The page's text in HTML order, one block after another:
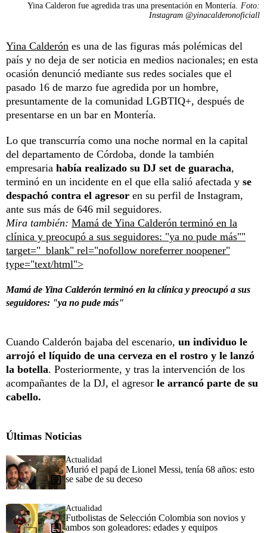
Yina Calderon fue agredida tras una presentación en Montería.
Foto:
Instagram @yinacalderonoficiall
Yina Calderón es una de las figuras más polémicas del
país y no deja de ser noticia en medios nacionales; en esta
ocasión denunció mediante sus redes sociales que el
pasado 16 de marzo fue agredida por un hombre,
presuntamente de la comunidad LGBTIQ+, después de
presentarse en un bar en Montería.
Lo que transcurría como una noche normal en la capital
del departamento de Córdoba, donde la también
empresaria había realizado su DJ set de guaracha,
terminó en un incidente en el que ella salió afectada y se
despachó contra el agresor en su perfil de Instagram,
ante sus más de 646 mil seguidores.
Mira también: Mamá de Yina Calderón terminó en la
clínica y preocupó a sus seguidores: "ya no pude más""
target="_blank" rel="nofollow noreferrer noopener"
type="text/html">
Mamá de Yina Calderón terminó en la clínica y preocupó a sus
seguidores: "ya no pude más"
Cuando Calderón bajaba del escenario, un individuo le
arrojó el líquido de una cerveza en el rostro y le lanzó
la botella. Posteriormente, y tras la intervención de los
acompañantes de la DJ, el agresor le arrancó parte de su
cabello.
Últimas Noticias
Actualidad
Murió el papá de Lionel Messi, tenía 68 años: esto
se sabe de su deceso
Actualidad
Futbolistas de Selección Colombia son novios y
ambos son goleadores: edades y equipos